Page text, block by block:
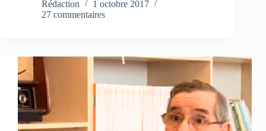
Rédaction
1 octobre 2017
27 commentaires